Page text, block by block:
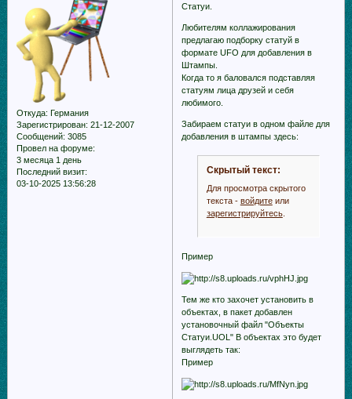
Откуда: Германия
Зарегистрирован: 21-12-2007
Сообщений: 3085
Провел на форуме:
3 месяца 1 день
Последний визит:
03-10-2025 13:56:28
Статуи.
Любителям коллажирования
предлагаю подборку статуй в
формате UFO для добавления в
Штампы.
Когда то я баловался подставляя
статуям лица друзей и себя
любимого.
Забираем статуи в одном файле для
добавления в штампы здесь:
Скрытый текст:
Для просмотра скрытого
текста - войдитеили
зарегистрируйтесь.
Пример
Тем же кто захочет установить в
объектах, в пакет добавлен
установочный файл "Объекты
Статуи.UOL" В объектах это будет
выглядеть так:
Пример